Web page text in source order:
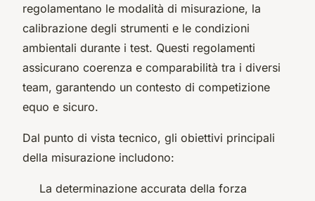
regolamentano le modalità di misurazione, la
calibrazione degli strumenti e le condizioni
ambientali durante i test. Questi regolamenti
assicurano coerenza e comparabilità tra i diversi
team, garantendo un contesto di competizione
equo e sicuro.
Dal punto di vista tecnico, gli obiettivi principali
della misurazione includono:
La determinazione accurata della forza